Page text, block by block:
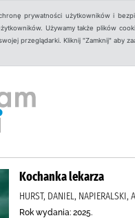
prywatności użytkowników i
Używamy także plików
przeglądarki. Kliknij "Zamknij" aby
Kochanka lekarza
HURST, DANIEL, NAPIERALSKI,
Rok wydania: 2025.